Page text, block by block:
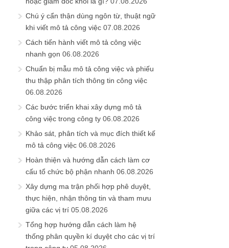
Chú ý cẩn thận dùng ngôn từ, thuật ngữ
khi viết mô tả công việc 07.08.2026
Cách tiến hành viết mô tả công việc
nhanh gọn 06.08.2026
Chuẩn bị mẫu mô tả công việc và phiếu
thu thập phân tích thông tin công việc
06.08.2026
Các bước triển khai xây dựng mô tả
công việc trong công ty 06.08.2026
Khảo sát, phân tích và mục đích thiết kế
mô tả công việc 06.08.2026
Hoàn thiện và hướng dẫn cách làm cơ
cấu tổ chức bộ phận nhanh 06.08.2026
Xây dựng ma trận phối hợp phê duyệt,
thực hiện, nhận thông tin và tham mưu
giữa các vị trí 05.08.2026
Tổng hợp hướng dẫn cách làm hệ
thống phân quyền kí duyệt cho các vị trí